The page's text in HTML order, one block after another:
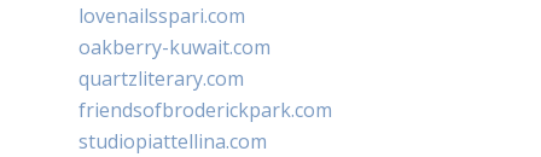
lovenailsspari.com
oakberry-kuwait.com
quartzliterary.com
friendsofbroderickpark.com
studiopiattellina.com